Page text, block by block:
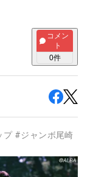
コメン
ト
0件
プ #ジャンボ尾崎